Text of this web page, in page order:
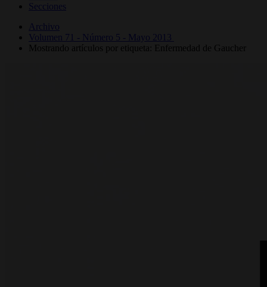
Secciones
Archivo
Volumen 71 - Número 5 - Mayo 2013
Mostrando artículos por etiqueta: Enfermedad de Gaucher